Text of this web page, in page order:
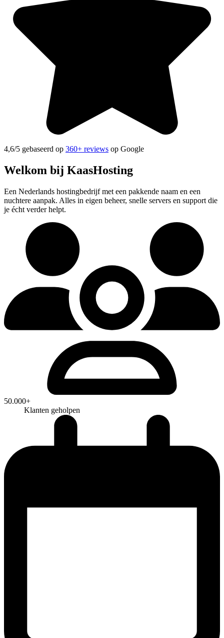
4,6/5 gebaseerd op 360+ reviews op Google
Welkom bij KaasHosting
Een Nederlands hostingbedrijf met een pakkende naam en een
nuchtere aanpak. Alles in eigen beheer, snelle servers en support die
je écht verder helpt.
50.000+
Klanten geholpen